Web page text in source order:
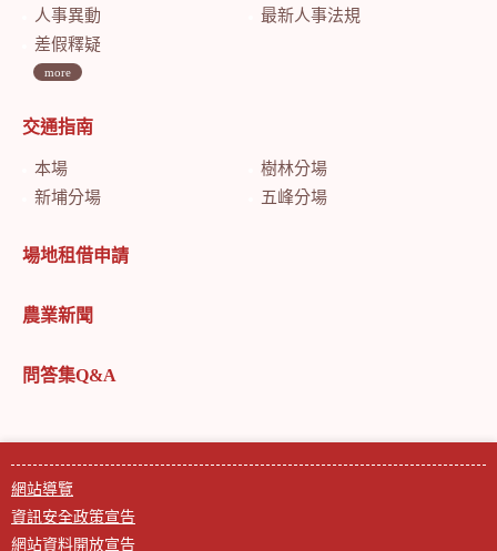
人事異動
最新人事法規
差假釋疑
more
交通指南
本場
樹林分場
新埔分場
五峰分場
場地租借申請
農業新聞
問答集Q&A
網站導覽
資訊安全政策宣告
網站資料開放宣告